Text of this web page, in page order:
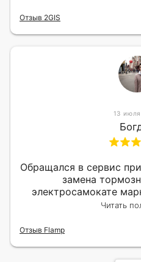
поэтому и обратился
Отзыв 2GIS
13
Обращался в сервис
замена
электросамокате
сделали в лучшем
поэтому и обратился
Читать
Отзыв Flamp